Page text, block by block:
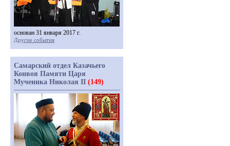
основан 31 января 2017 г.
Другие события
Самарский отдел Казачьего
Конвоя Памяти Царя
Мученика Николая II (149)